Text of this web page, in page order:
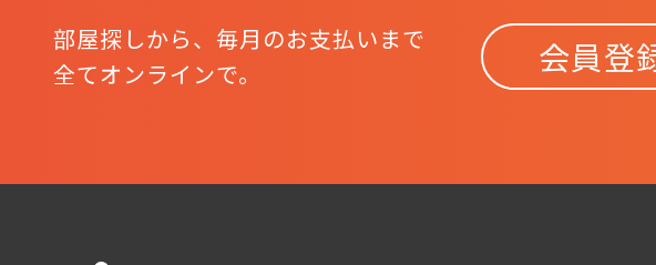
部屋探しから、毎月のお支払いまで
全てオンラインで。
会員登